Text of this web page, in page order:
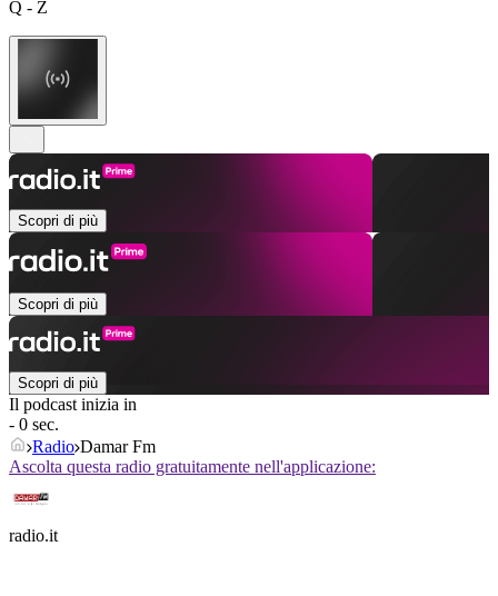
Q - Z
Scopri di più
Scopri di più
Scopri di più
Il podcast inizia in
- 0 sec.
Radio Damar Fm
Ascolta questa radio gratuitamente nell'applicazione:
radio.it